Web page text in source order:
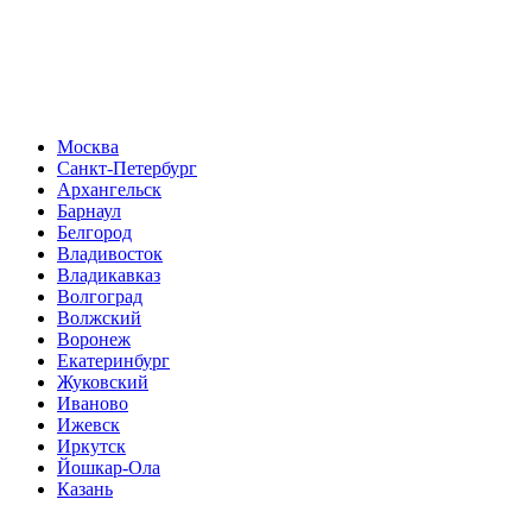
Москва
Санкт-Петербург
Архангельск
Барнаул
Белгород
Владивосток
Владикавказ
Волгоград
Волжский
Воронеж
Екатеринбург
Жуковский
Иваново
Ижевск
Иркутск
Йошкар-Ола
Казань